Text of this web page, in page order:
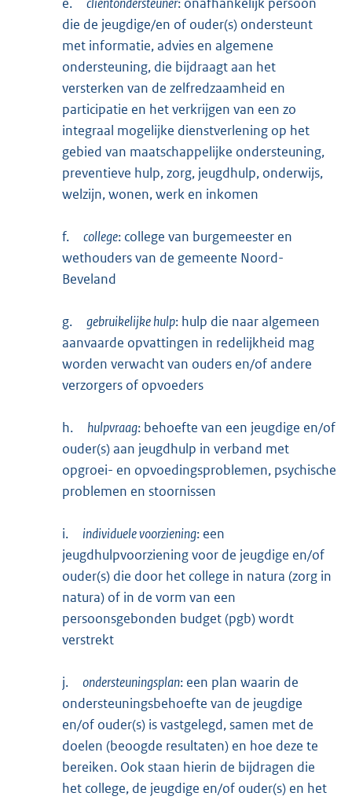
die de jeugdige/en of ouder(s) ondersteunt
met informatie, advies en algemene
ondersteuning, die bijdraagt aan het
versterken van de zelfredzaamheid en
participatie en het verkrijgen van een zo
integraal mogelijke dienstverlening op het
gebied van maatschappelijke ondersteuning,
preventieve hulp, zorg, jeugdhulp, onderwijs,
welzijn, wonen, werk en inkomen
f. college: college van burgemeester en
wethouders van de gemeente Noord-
Beveland
g. gebruikelijke hulp: hulp die naar algemeen
aanvaarde opvattingen in redelijkheid mag
worden verwacht van ouders en/of andere
verzorgers of opvoeders
h. hulpvraag: behoefte van een jeugdige en/of
ouder(s) aan jeugdhulp in verband met
opgroei- en opvoedingsproblemen, psychische
problemen en stoornissen
i. individuele voorziening: een
jeugdhulpvoorziening voor de jeugdige en/of
ouder(s) die door het college in natura (zorg in
natura) of in de vorm van een
persoonsgebonden budget (pgb) wordt
verstrekt
j. ondersteuningsplan: een plan waarin de
ondersteuningsbehoefte van de jeugdige
en/of ouder(s) is vastgelegd, samen met de
doelen (beoogde resultaten) en hoe deze te
bereiken. Ook staan hierin de bijdragen die
het college, de jeugdige en/of ouder(s) en het